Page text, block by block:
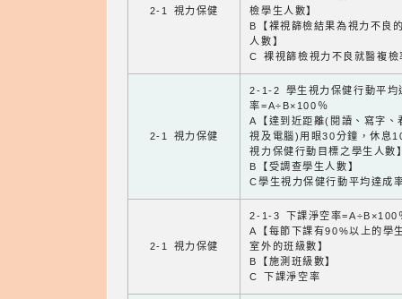
2-1 視力保健
檢學生人數】
B【裸視篩檢結果為視力不良
人數】
C 裸視篩檢視力不良就醫複檢
2-1 視力保健
2-1-2 學生視力保健行動平均
率=A÷B×100％
A【達到近距離(閱讀、寫字、
視及電腦)用眼30分鐘，休息
視力保健行動目標之學生人數
B【受調查學生人數】
C學生視力保健行動平均達成
2-1 視力保健
2-1-3 下課淨空率=A÷B×100
A【每節下課有90%以上的學
室外的班級數】
B【施測班級數】
C 下課淨空率